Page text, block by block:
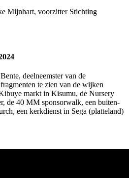
Mijnhart, voorzitter Stichting
deelneemster van de
te zien van de wijken
markt in Kisumu, de Nursery
de 40 MM sponsorwalk, een buiten-
een kerkdienst in Sega (platteland)